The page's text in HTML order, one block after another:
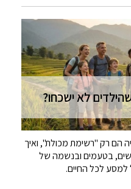
לא ישכחו?
הם רק "רשימת מכולת", ואיך
בטעמים ובנשמה של
למסע לכל החיים.